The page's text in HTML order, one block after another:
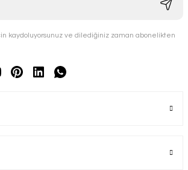
kaydoluyorsunuz ve dilediğiniz zaman abonelikten